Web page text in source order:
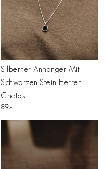
Silberner Anhänger Mit
Schwarzen Stein Herren
Chetas
89